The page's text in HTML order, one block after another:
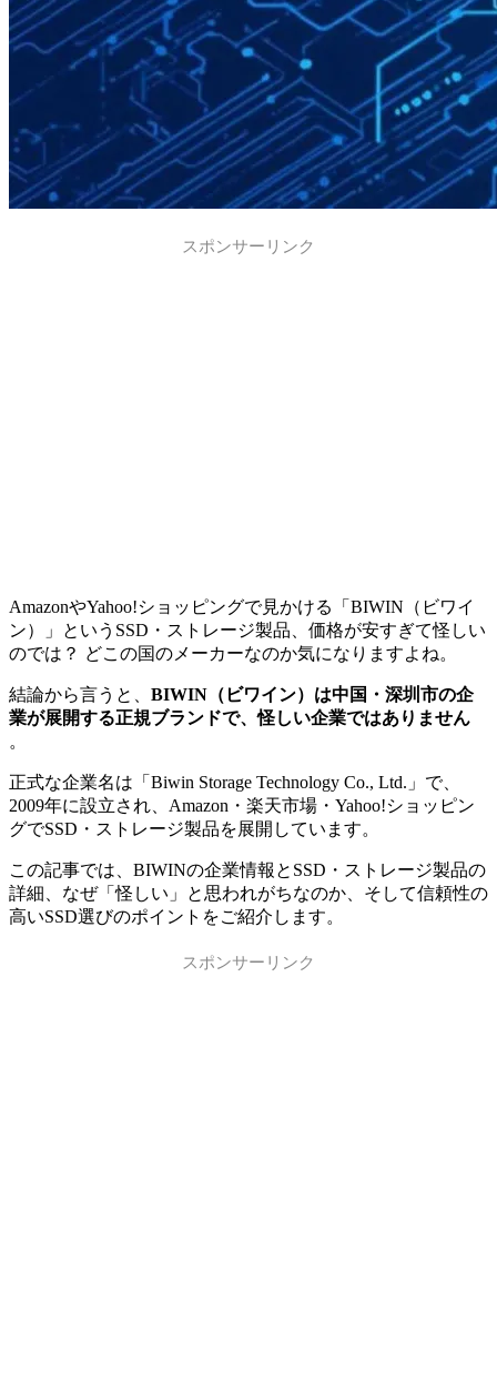
スポンサーリンク
AmazonやYahoo!ショッピングで見かける「BIWIN（ビワイ
ン）」というSSD・ストレージ製品、価格が安すぎて怪しい
のでは？ どこの国のメーカーなのか気になりますよね。
結論から言うと、 BIWIN（ビワイン）は中国・深圳市の企
業が展開する正規ブランドで、怪しい企業ではありません
。
正式な企業名は「Biwin Storage Technology Co., Ltd.」で、
2009年に設立され、Amazon・楽天市場・Yahoo!ショッピン
グでSSD・ストレージ製品を展開しています。
この記事では、BIWINの企業情報とSSD・ストレージ製品の
詳細、なぜ「怪しい」と思われがちなのか、そして信頼性の
高いSSD選びのポイントをご紹介します。
スポンサーリンク